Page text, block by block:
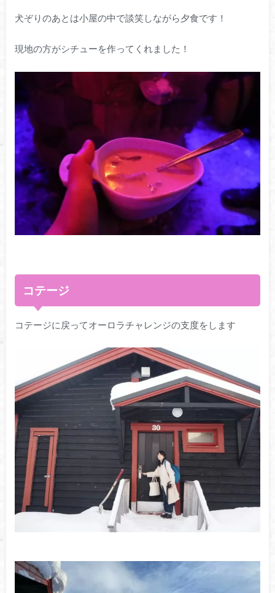
犬ぞりのあとは小屋の中で談笑しながら夕食です！
現地の方がシチューを作ってくれました！
コテージ
コテージに戻ってオーロラチャレンジの支度をします